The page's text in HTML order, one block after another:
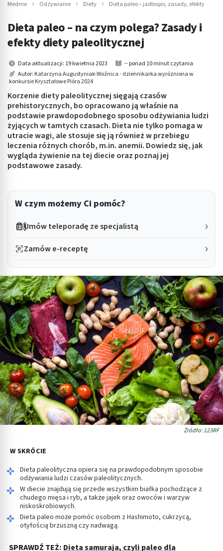
Medme Odżywianie Diety Dieta paleo – jadłospis, zasady, efekty
Dieta paleo – na czym polega? Zasady i
efekty diety paleolitycznej
Data aktualizacji: 19 kwietnia 2023
~ ponad 10 minut czytania
Autor: Katarzyna Augustyniak-Woźnica - dziennikarka wyróżniona w
konkursie Kryształowe Pióra 2024
Korzenie diety paleolitycznej sięgają czasów
prehistorycznych, bo opracowano ją właśnie na
podstawie prawdopodobnego sposobu odżywiania ludzi
żyjących w tamtych czasach. Dieta nie tylko pomaga w
utracie wagi, ale stosuje się ją również w przebiegu
leczenia różnych chorób, m.in. anemii. Dowiedz się, jak
wygląda żywienie na tej diecie oraz poznaj jej
podstawowe zasady.
W czym możemy Ci pomóc?
Umów teleporadę ze specjalistą
Zamów e-receptę
Źródło: 123RF
W SKRÓCIE
Dieta paleolityczna opiera się na prawdopodobnym sposobie
odżywiania ludzi czasów paleolitycznych.
W diecie znajdują się przede wszystkim białka pochodzące z
chudego mięsa i ryb, a także jajek oraz owoców i warzyw
niskoskrobiowych.
Dieta paleo może pomóc osobom z Hashimoto, cukrzycą,
otyłością brzuszną czy nadwagą.
SPRAWDŹ TEŻ: Dieta samuraja, czyli paleo dla